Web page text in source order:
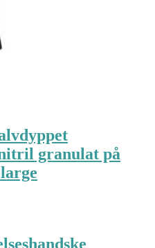
granulat på